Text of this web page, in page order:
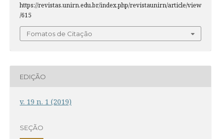
https://revistas.unirn.edu.br/index.php/revistaunirn/article/view
/615
Fomatos de Citação
EDIÇÃO
v. 19 n. 1 (2019)
SEÇÃO